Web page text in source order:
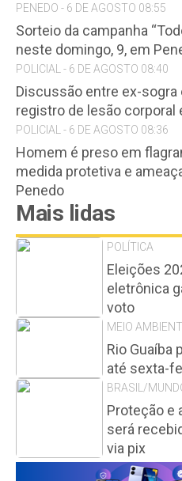
PENEDO - 6 DE AGOSTO 08:55
Sorteio da campanha
neste domingo, 9, em
POLICIAL - 6 DE AGOSTO 08:40
Discussão entre ex-
registro de lesão corporal
POLICIAL - 6 DE AGOSTO 08:36
Homem é preso em
medida protetiva e
Penedo
Mais lidas
POLÍTICA
Eleições
eletrônica
voto
MEIO
Rio Guaíba
até sexta-
BRASIL/
Proteção e
será
via pix